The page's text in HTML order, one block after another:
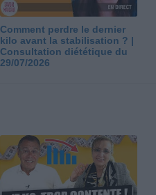
Comment perdre le dernier
kilo avant la stabilisation ? |
Consultation diététique du
29/07/2026